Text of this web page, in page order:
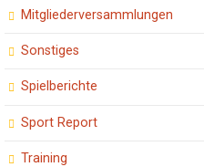
Mitgliederversammlungen
Sonstiges
Spielberichte
Sport Report
Training